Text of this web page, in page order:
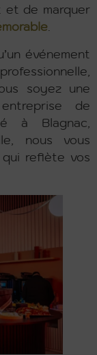
et de marquer
événement
soyez une
de
à Blagnac,
nous vous
reflète vos